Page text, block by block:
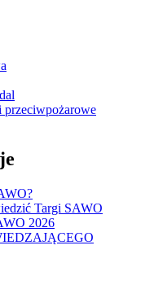
przeciwpożarowe
Targi SAWO
2026